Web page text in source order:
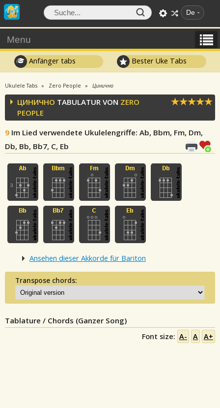
De
Menu
Anfänger tabs Bester Uke Tabs
Ukulele Tabs Zero People Цинично
ЦИНИЧНО TABULATUR VON ZERO
PEOPLE
9 Im Lied verwendete Ukulelengriffe: Ab, Bbm, Fm, Dm,
Db, Bb, Bb7, C, Eb
Ansehen dieser Akkorde für Bariton
Transpose chords:
Tablature / Chords (Ganzer Song)
Font size: A- A A+